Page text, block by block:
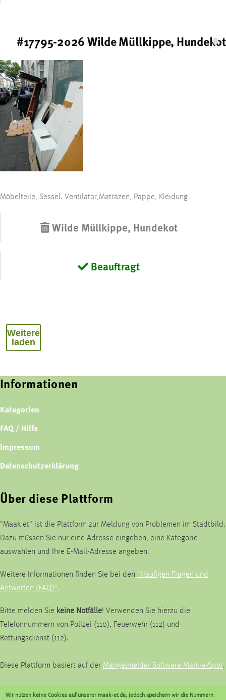
#17795-2026 Wilde Müllkippe, Hundekot
Möbelteile, Sessel. Ventilator,Matrazen, Pappe, Kleidung
Wilde Müllkippe, Hundekot
Beauftragt
Weitere
laden
Informationen
Kategorien
FAQ / Hilfe
Impressum
Datenschutzerklärung
Über diese Plattform
"Maak et" ist die Plattform zur Meldung von Problemen im Stadtbild.
Dazu müssen Sie nur eine Adresse eingeben, eine Kategorie
auswählen und Ihre E-Mail-Adresse angeben.
Weitere Informationen finden Sie bei den "Häufigen Fragen und
Antworten (FAQ)".
Bitte melden Sie keine Notfälle! Verwenden Sie hierzu die
Telefonnummern von Polizei (110), Feuerwehr (112) und
Rettungsdienst (112).
Diese Plattform basiert auf der Mängelmelder Software Mark-a-Spot.
Kommunalbetrieb Krefeld AöR
Wir nutzen keine Cookies auf unserer maak-et.de, jedoch speichern wir die Nummern